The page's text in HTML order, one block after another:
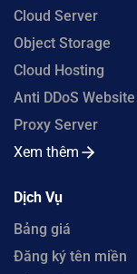
Cloud Server
Object Storage
Cloud Hosting
Anti DDoS Website
Proxy Server
Xem thêm
Dịch Vụ
Bảng giá
Đăng ký tên miền